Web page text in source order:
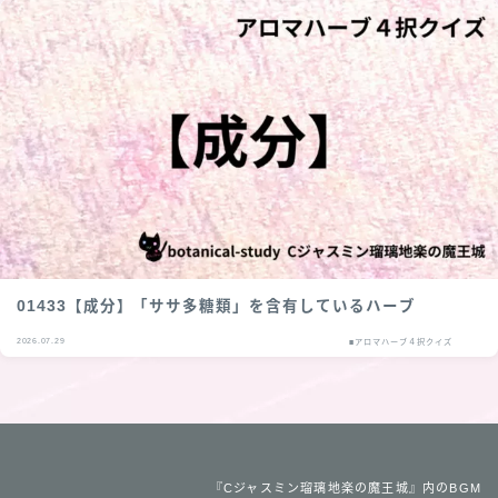
01433【成分】「ササ多糖類」を含有しているハーブ
2026.07.29 ■アロマハーブ４択クイズ
『Cジャスミン瑠璃地楽の魔王城』内のBGM